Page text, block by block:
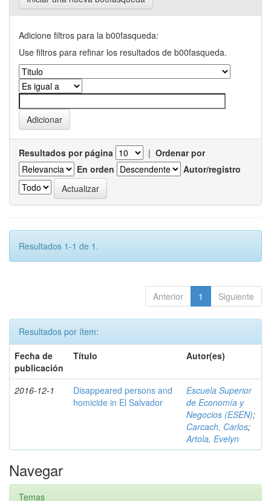
Adicione filtros para la b00fasqueda:
Use filtros para refinar los resultados de b00fasqueda.
Resultados por página | Ordenar por
En orden
Autor/registro
Resultados 1-1 de 1.
Anterior 1 Siguiente
Resultados por ítem:
Fecha de
publicación
Título Autor(es)
2016-12-1
Disappeared persons and
homicide in El Salvador
Escuela Superior
de Economía y
Negocios (ESEN);
Carcach, Carlos;
Artola, Evelyn
Navegar
Temas